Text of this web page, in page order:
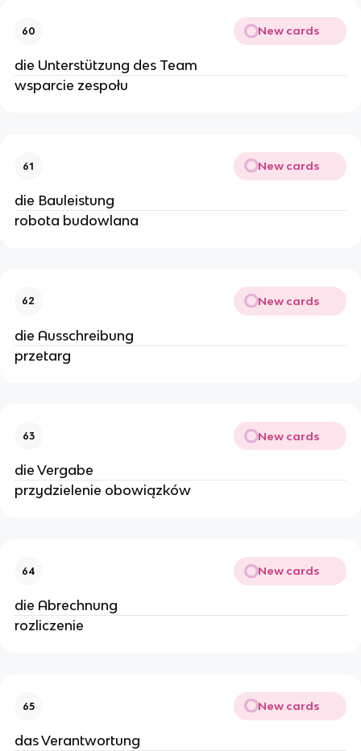
60 New cards
die Unterstützung des Team
wsparcie zespołu
61 New cards
die Bauleistung
robota budowlana
62 New cards
die Ausschreibung
przetarg
63 New cards
die Vergabe
przydzielenie obowiązków
64 New cards
die Abrechnung
rozliczenie
65 New cards
das Verantwortung